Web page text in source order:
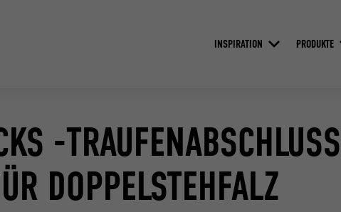
INSPIRATION PRODUKTE
-TRAUFENABSCHLUSS
DOPPELSTEHFALZ